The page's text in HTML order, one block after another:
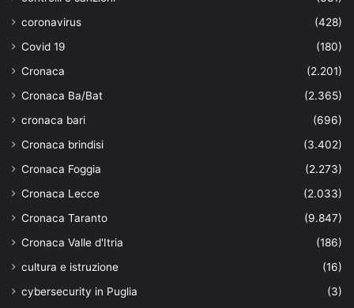
coronavirus
(428)
Covid 19
(180)
Cronaca
(2.201)
Cronaca Ba/Bat
(2.365)
cronaca bari
(696)
Cronaca brindisi
(3.402)
Cronaca Foggia
(2.273)
Cronaca Lecce
(2.033)
Cronaca Taranto
(9.847)
Cronaca Valle d'Itria
(186)
cultura e istruzione
(16)
cybersecurity in Puglia
(3)